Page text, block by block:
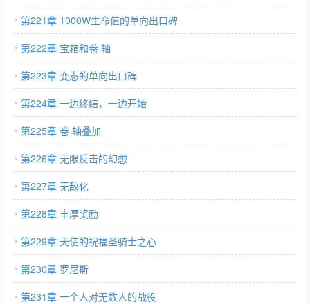
第221章 1000W生命值的单向出口碑
第222章 宝箱和卷 轴
第223章 变态的单向出口碑
第224章 一边终结，一边开始
第225章 卷 轴叠加
第226章 无限反击的幻想
第227章 无敌化
第228章 丰厚奖励
第229章 天使的祝福圣骑士之心
第230章 罗尼斯
第231章 一个人对无数人的战役